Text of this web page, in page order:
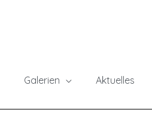
Galerien Aktuelles